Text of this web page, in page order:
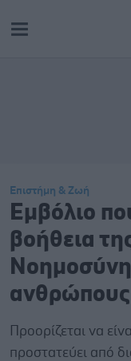
Επιστήμη & Ζωή
Εμβόλιο
βοήθεια
ανθρώπους
Προορίζεται να
προστατεύει από